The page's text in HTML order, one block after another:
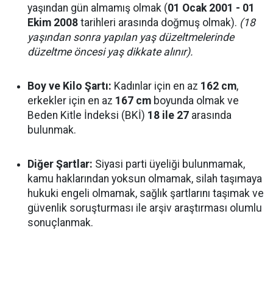
yaşından gün almamış olmak (01 Ocak 2001 - 01
Ekim 2008 tarihleri arasında doğmuş olmak). (18
yaşından sonra yapılan yaş düzeltmelerinde
düzeltme öncesi yaş dikkate alınır).
Boy ve Kilo Şartı: Kadınlar için en az 162 cm,
erkekler için en az 167 cm boyunda olmak ve
Beden Kitle İndeksi (BKİ) 18 ile 27 arasında
bulunmak.
Diğer Şartlar: Siyasi parti üyeliği bulunmamak,
kamu haklarından yoksun olmamak, silah taşımaya
hukuki engeli olmamak, sağlık şartlarını taşımak ve
güvenlik soruşturması ile arşiv araştırması olumlu
sonuçlanmak.